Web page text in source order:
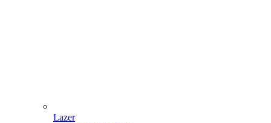
Lazer